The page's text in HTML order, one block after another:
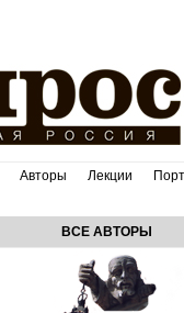
Авторы Лекции
ВСЕ АВТОРЫ